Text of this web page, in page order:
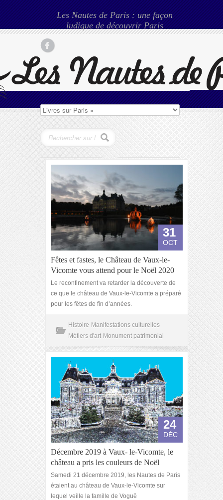
Les Nautes de Paris : une façon
ludique de découvrir Paris
31
OCT
Fêtes et fastes, le Château de Vaux-le-
Vicomte vous attend pour le Noël 2020
Le reconfinement va retarder la découverte de
ce que le château de Vaux-le-Vicomte a préparé
pour les fêtes de fin d’années.
Histoire Manifestations culturelles
Métiers d'art Monument patrimonial
24
DÉC
Décembre 2019 à Vaux- le-Vicomte, le
château a pris les couleurs de Noël
Samedi 21 décembre 2019, les Nautes de Paris
étaient au château de Vaux-le-Vicomte sur
lequel veille la famille de Voguë